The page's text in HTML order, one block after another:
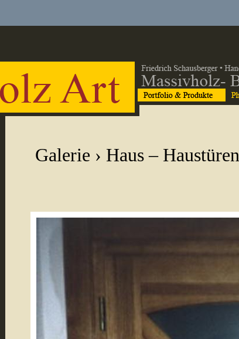
Galerie › Haus – Haustüren